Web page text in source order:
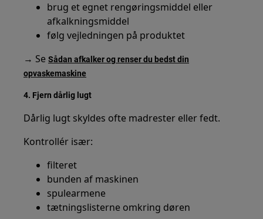
brug et egnet rengøringsmiddel eller
afkalkningsmiddel
følg vejledningen på produktet
→ SeSådan afkalker og renser du bedst din
opvaskemaskine
4. Fjern dårlig lugt
Dårlig lugt skyldes ofte madrester eller fedt.
Kontrollér især:
filteret
bunden af maskinen
spulearmene
tætningslisterne omkring døren